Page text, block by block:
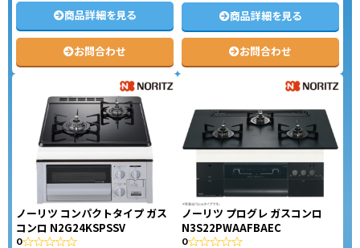
商品詳細を見る
お問合わせ
商品詳細を見る
お問合わせ
ノーリツ コンパクトタイプ ガス
コンロ N2G24KSPSSV
0
ノーリツ プログレ ガスコンロ
N3S22PWAAFBAEC
0